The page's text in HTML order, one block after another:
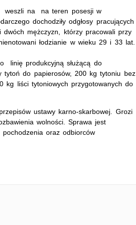
weszli na na teren posesji w
dochodziły odgłosy pracujących
mężczyzn, którzy pracowali przy
łodzianie w wieku 29 i 33 lat.
linię produkcyjną służącą do
tytoń do papierosów, 200 kg tytoniu bez
kg liści tytoniowych przygotowanych do
ustawy karno-skarbowej. Grozi
wolności. Sprawa jest
pochodzenia oraz odbiorców